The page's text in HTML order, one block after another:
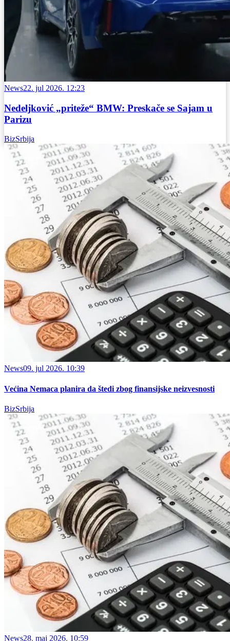
News22. jul 2026. 12:23
Nedeljković „priteže“ BMW: Preskače se Sajam u
Parizu
BizSrbija
News09. jul 2026. 10:39
Većina Nemaca planira da štedi zbog finansijske neizvesnosti
BizSrbija
News28. maj 2026. 10:59